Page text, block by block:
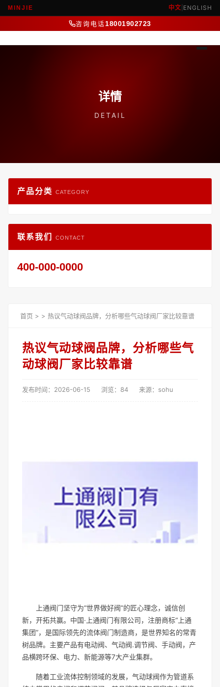
MINJIE 中文 ENGLISH
咨询电话18001902723
详情
DETAIL
产品分类 CATEGORY
联系我们 CONTACT
400-000-0000
首页 > > 热议气动球阀品牌，分析哪些气动球阀厂家比较靠谱
热议气动球阀品牌，分析哪些气
动球阀厂家比较靠谱
发布时间：2026-06-15 浏览：84 来源：sohu
上通阀门坚守为“世界做好阀”的匠心理念，诚信创
新，开拓共赢。中国·上通阀门有限公司，注册商标“上通
集团”，是国际领先的流体阀门制造商，是世界知名的常青
树品牌。主要产品有电动阀、气动阀.调节阀、手动阀，产
品横跨环保、电力、新能源等7大产业集群。
随着工业流体控制领域的发展，气动球阀作为管道系